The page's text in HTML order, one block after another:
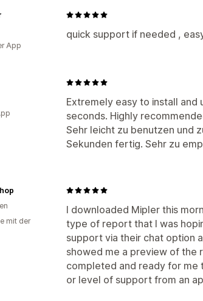
quick support if needed ,
App
Extremely easy to install and
seconds. Highly
Sehr leicht zu benutzen und
Sekunden fertig. Sehr zu
I downloaded Mipler this
type of report that I was
support via their chat option
showed me a preview of the
completed and ready for me
or level of support from an
mit der